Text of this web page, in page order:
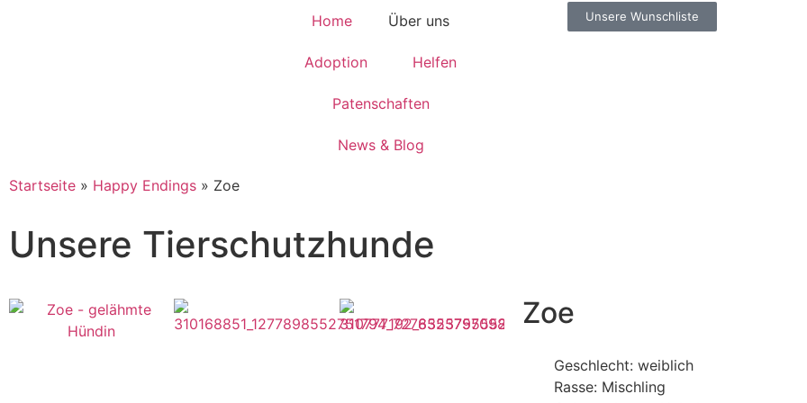
Home Über uns
Adoption Helfen
Patenschaften
News & Blog
Unsere Wunschliste
Startseite » Happy Endings » Zoe
Unsere Tierschutzhunde
Zoe
Geschlecht: weiblich
Rasse: Mischling